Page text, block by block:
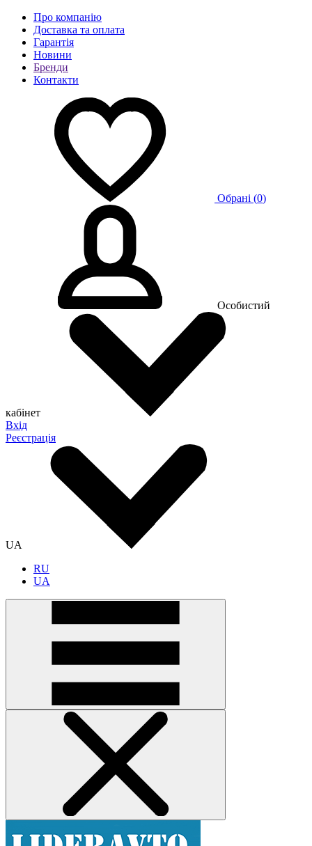
Про компанію
Доставка та оплата
Гарантія
Новини
Бренди
Контакти
Обрані (0)
Особистий
кабінет
Вхід
Реєстрація
UA
RU
UA